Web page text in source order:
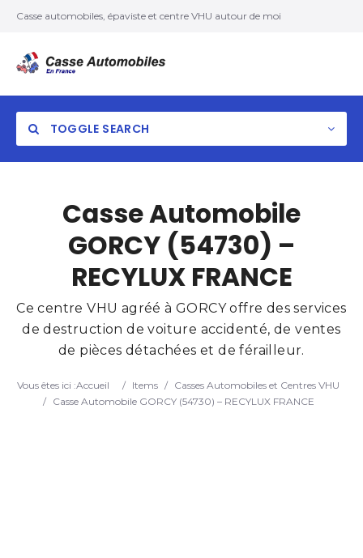
Casse automobiles, épaviste et centre VHU autour de moi
TOGGLE SEARCH
Search
Casse Automobile
GORCY (54730) –
RECYLUX FRANCE
Ce centre VHU agréé à GORCY offre des services
de destruction de voiture accidenté, de ventes
de pièces détachées et de férailleur.
Vous êtes ici :Accueil / Items / Casses Automobiles et Centres VHU
/
Casse Automobile GORCY (54730) – RECYLUX FRANCE